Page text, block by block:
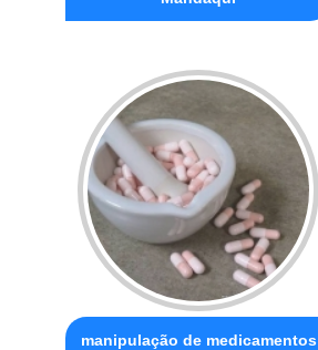
manipulação de medicamentos